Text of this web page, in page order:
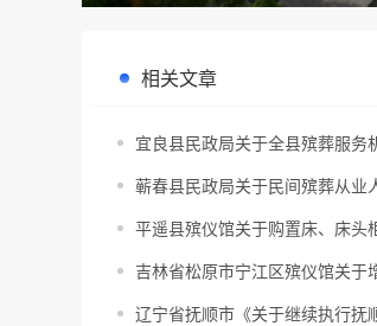
相关文章
宜良县民政局关于全县殡葬服
蕲春县民政局关于民间殡葬从业
平遥县殡仪馆关于购置床、床头
吉林省松原市宁江区殡仪馆关于
辽宁省抚顺市《关于继续执行抚